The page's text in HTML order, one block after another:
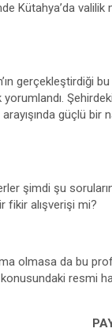
valilik
gerçekleştirdiği
güçlü bir
şimdi şu
fikir alışverişi mi?
olmasa da bu
resmi